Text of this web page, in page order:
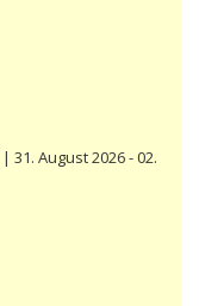
August 2026 - 02.